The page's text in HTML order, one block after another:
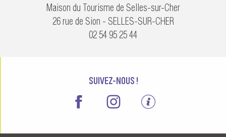
Maison du Tourisme de Selles-sur-Cher
26 rue de Sion - SELLES-SUR-CHER
02 54 95 25 44
SUIVEZ-NOUS !